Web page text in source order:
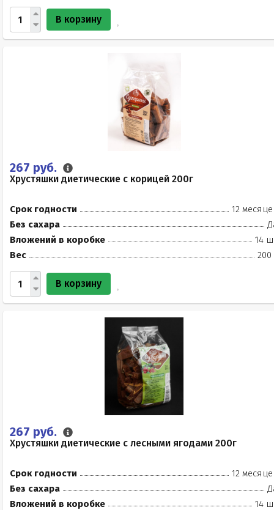
В корзину
267 руб.
Хрустяшки диетические с корицей 200г
Срок годности
12
Без сахара
Вложений в коробке
14
Вес
200
В корзину
267 руб.
Хрустяшки диетические с лесными ягодами 200г
Срок годности
12
Без сахара
Вложений в коробке
14